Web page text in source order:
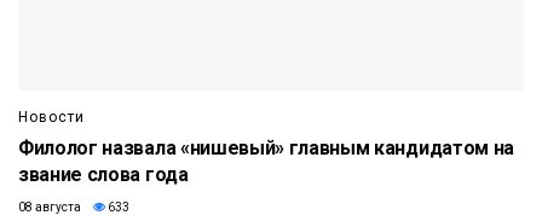
Новости
Филолог назвала «нишевый» главным кандидатом на
звание слова года
08 августа 633